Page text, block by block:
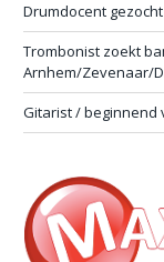
Drumdocent gezocht
Trombonist zoekt
Arnhem/Zevenaar/
Gitarist / beginnend